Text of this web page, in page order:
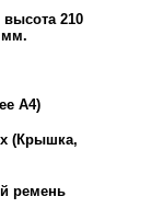
210
мм.
А4)
(Крышка,
ремень